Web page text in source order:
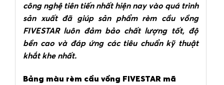
công nghệ tiên tiến nhất hiện nay vào quá trình
sản xuất đã giúp sản phẩm rèm cầu vồng
FIVESTAR luôn đảm bảo chất lượng tốt, độ
bền cao và đáp ứng các tiêu chuẩn kỹ thuật
khắt khe nhất.
Bảng màu rèm cầu vồng FIVESTAR mã